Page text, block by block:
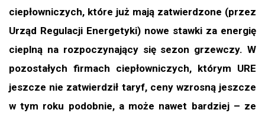
ciepłowniczych, które już mają zatwierdzone (przez
Urząd Regulacji Energetyki) nowe stawki za energię
cieplną na rozpoczynający się sezon grzewczy. W
pozostałych firmach ciepłowniczych, którym URE
jeszcze nie zatwierdził taryf, ceny wzrosną jeszcze
w tym roku podobnie, a może nawet bardziej – ze